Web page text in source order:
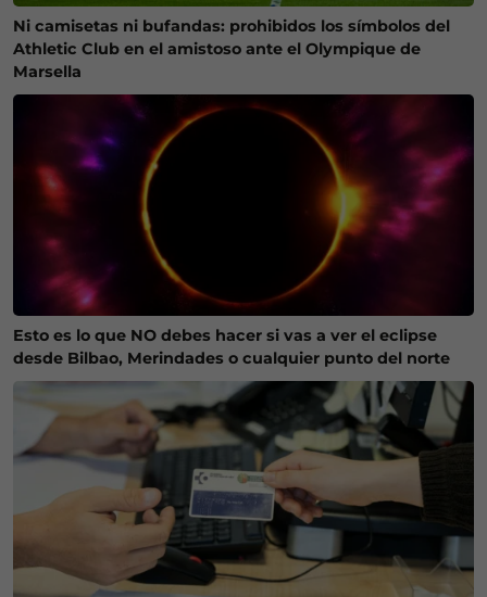
Ni camisetas ni bufandas: prohibidos los símbolos del
Athletic Club en el amistoso ante el Olympique de
Marsella
Esto es lo que NO debes hacer si vas a ver el eclipse
desde Bilbao, Merindades o cualquier punto del norte